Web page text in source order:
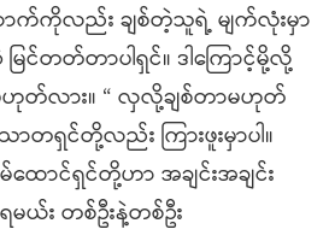
ကိုလည်း ချစ်တဲ့သူရဲ့ မျက်လုံးမှာ
တတ်တာပါရှင်။ ဒါကြောင့်မို့လို့
ဟုတ်လား။ “ လှလို့ချစ်တာမဟုတ်
တရှင်တို့လည်း ကြားဖူးမှာပါ။
ောင်ရှင်တို့ဟာ အချင်းအချင်း
ယ်း တစ်ဦးနဲ့တစ်ဦး